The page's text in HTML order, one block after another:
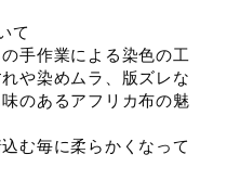
て
手作業による染色の工
や染めムラ、版ズレな
のあるアフリカ布の魅
む毎に柔らかくなって